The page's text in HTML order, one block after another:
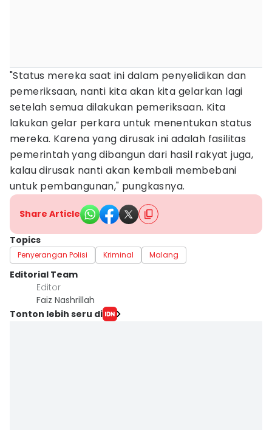
"Status mereka saat ini dalam penyelidikan dan
pemeriksaan, nanti kita akan kita gelarkan lagi
setelah semua dilakukan pemeriksaan. Kita
lakukan gelar perkara untuk menentukan status
mereka. Karena yang dirusak ini adalah fasilitas
pemerintah yang dibangun dari hasil rakyat juga,
kalau dirusak nanti akan kembali membebani
untuk pembangunan," pungkasnya.
Share Article
Topics
Penyerangan Polisi Kriminal Malang
Editorial Team
Editor
Faiz Nashrillah
Tonton lebih seru di